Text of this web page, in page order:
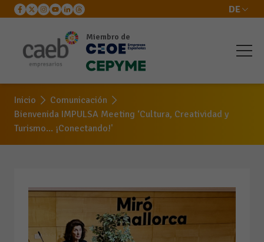
DE
Miembro de
Inicio
Comunicación
Bienvenida IMPULSA Meeting ‘Cultura, Creatividad y
Turismo... ¡Conectando!'